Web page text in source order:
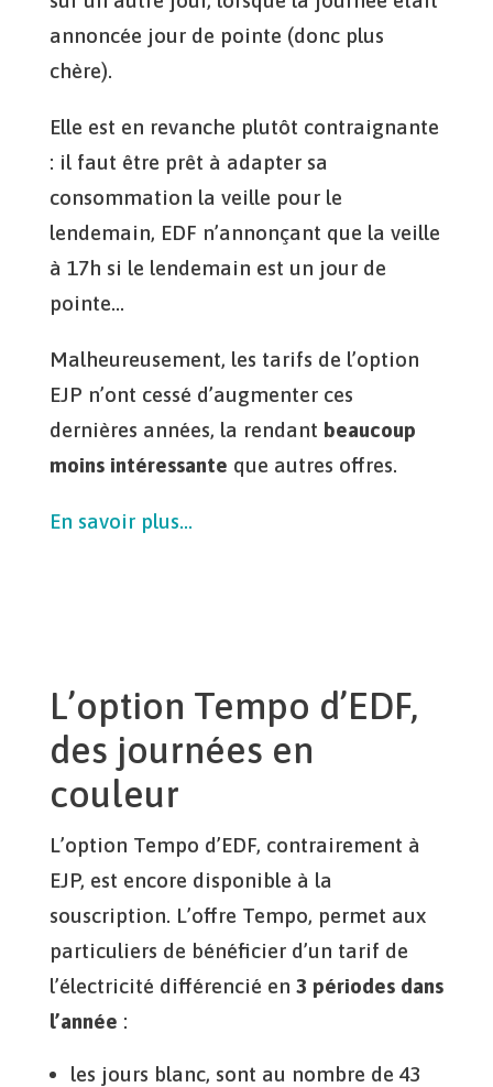
annoncée jour de pointe (donc plus
chère).
Elle est en revanche plutôt contraignante
: il faut être prêt à adapter sa
consommation la veille pour le
lendemain, EDF n’annonçant que la veille
à 17h si le lendemain est un jour de
pointe…
Malheureusement, les tarifs de l’option
EJP n’ont cessé d’augmenter ces
dernières années, la rendant beaucoup
moins intéressante que autres offres.
En savoir plus…
L’option Tempo d’EDF,
des journées en
couleur
L’option Tempo d’EDF, contrairement à
EJP, est encore disponible à la
souscription. L’offre Tempo, permet aux
particuliers de bénéficier d’un tarif de
l’électricité différencié en 3 périodes dans
l’année :
les jours blanc, sont au nombre de 43